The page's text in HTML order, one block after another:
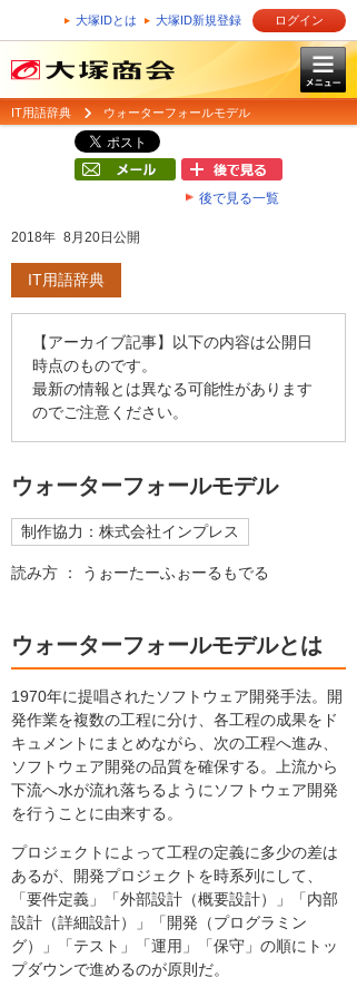
大塚IDとは 大塚ID新規登録 ログイン
IT用語辞典 ウォーターフォールモデル
後で見る一覧
2018年 8月20日公開
IT用語辞典
【アーカイブ記事】以下の内容は公開日
時点のものです。
最新の情報とは異なる可能性があります
のでご注意ください。
ウォーターフォールモデル
制作協力：株式会社インプレス
読み方 ： うぉーたーふぉーるもでる
ウォーターフォールモデルとは
1970年に提唱されたソフトウェア開発手法。開
発作業を複数の工程に分け、各工程の成果をド
キュメントにまとめながら、次の工程へ進み、
ソフトウェア開発の品質を確保する。上流から
下流へ水が流れ落ちるようにソフトウェア開発
を行うことに由来する。
プロジェクトによって工程の定義に多少の差は
あるが、開発プロジェクトを時系列にして、
「要件定義」「外部設計（概要設計）」「内部
設計（詳細設計）」「開発（プログラミン
グ）」「テスト」「運用」「保守」の順にトッ
プダウンで進めるのが原則だ。